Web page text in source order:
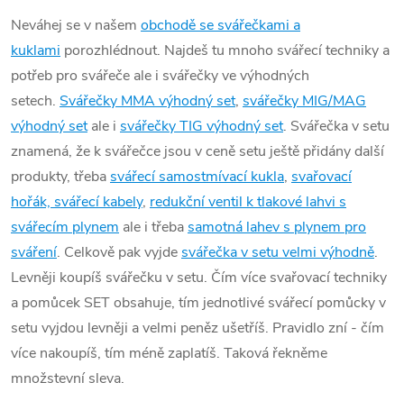
Neváhej se v našem obchodě se svářečkami a
kuklami porozhlédnout. Najdeš tu mnoho svářecí techniky a
potřeb pro svářeče ale i svářečky ve výhodných
setech. Svářečky MMA výhodný set, svářečky MIG/MAG
výhodný setale i svářečky TIG výhodný set. Svářečka v setu
znamená, že k svářečce jsou v ceně setu ještě přidány další
produkty, třebasvářecí samostmívací kukla, svařovací
hořák, svářecí kabely, redukční ventil ktlakové lahvi s
svářecím plynem ale i třebasamotná lahev s plynem pro
sváření. Celkově pak vyjdesvářečka v setu velmi výhodně.
Levněji koupíš svářečku v setu. Čím více svařovací techniky
a pomůcek SET obsahuje, tím jednotlivé svářecí pomůcky v
setu vyjdou levněji a velmi peněz ušetříš. Pravidlo zní - čím
více nakoupíš, tím méně zaplatíš. Taková řekněme
množstevní sleva.